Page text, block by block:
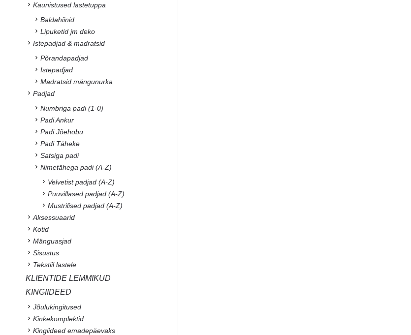
Kaunistused lastetuppa
Baldahiinid
Lipuketid jm deko
Istepadjad & madratsid
Põrandapadjad
Istepadjad
Madratsid mängunurka
Padjad
Numbriga padi (1-0)
Padi Ankur
Padi Jõehobu
Padi Täheke
Satsiga padi
Nimetähega padi (A-Z)
Velvetist padjad (A-Z)
Puuvillased padjad (A-Z)
Mustrilised padjad (A-Z)
Aksessuaarid
Kotid
Mänguasjad
Sisustus
Tekstiil lastele
KLIENTIDE LEMMIKUD
KINGIIDEED
Jõulukingitused
Kinkekomplektid
Kingiideed emadepäevaks